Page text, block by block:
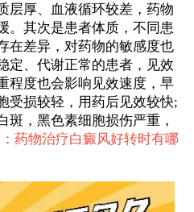
层厚、血液循环较差，药物
。其次是患者体质，不同患
在差异，对药物的敏感度也
定、代谢正常的患者，见效
程度也会影响见效速度，早
受损较轻，用药后见效较快;
斑，黑色素细胞损伤严重，
药物治疗白癜风好转时有哪